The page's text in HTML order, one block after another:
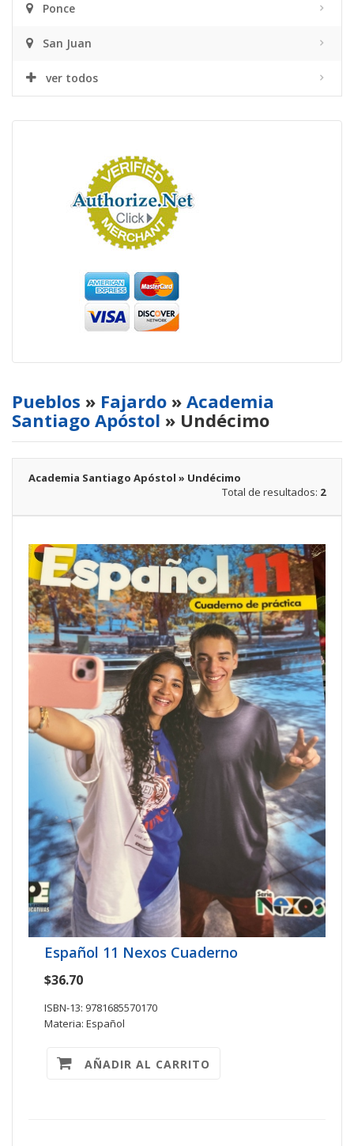
Ponce
San Juan
ver todos
Pueblos » Fajardo » Academia
Santiago Apóstol » Undécimo
Academia Santiago Apóstol » Undécimo
Total de resultados: 2
Español 11 Nexos Cuaderno
$36.70
ISBN-13: 9781685570170
Materia: Español
AÑADIR AL CARRITO